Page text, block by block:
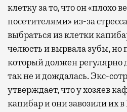
клетку за то, что он «плохо
посетителями» из-за
выбраться из клетки
челюсть и вырвала зубы,
который должен регулярно
так не и дождалась. Экс-
утверждает, что у хозяев
капибар и они завозили их